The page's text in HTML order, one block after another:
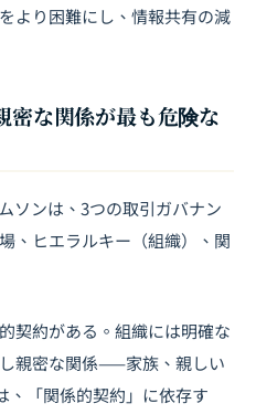
より困難にし、情報共有の減
密な関係が最も危険な
ソンは、3つの取引ガバナン
、ヒエラルキー（組織）、関
契約がある。組織には明確な
親密な関係——家族、親しい
「関係的契約」に依存す